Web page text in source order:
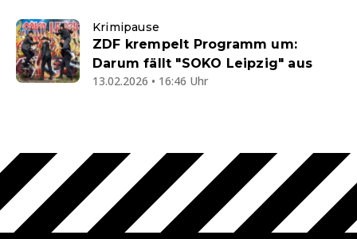
Krimipause
ZDF krempelt Programm um:
Darum fällt "SOKO Leipzig" aus
13.02.2026 • 16:46 Uhr